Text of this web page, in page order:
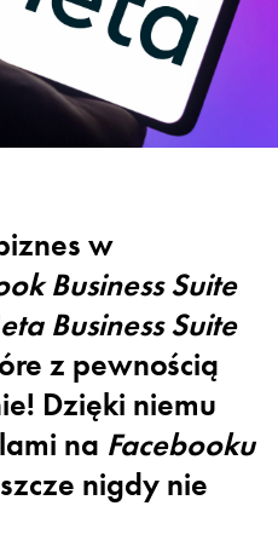
w
Business Suite
Business Suite
z pewnością
Dzięki niemu
na Facebooku
nigdy nie